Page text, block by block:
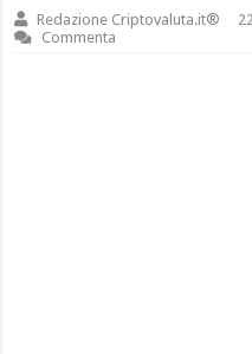
Redazione Criptovaluta.it®
Commenta